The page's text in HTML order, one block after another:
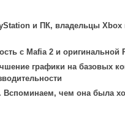
и ПК, владельцы
с Mafia 2 и оригинальной
графики на базовых
Вспоминаем, чем она была